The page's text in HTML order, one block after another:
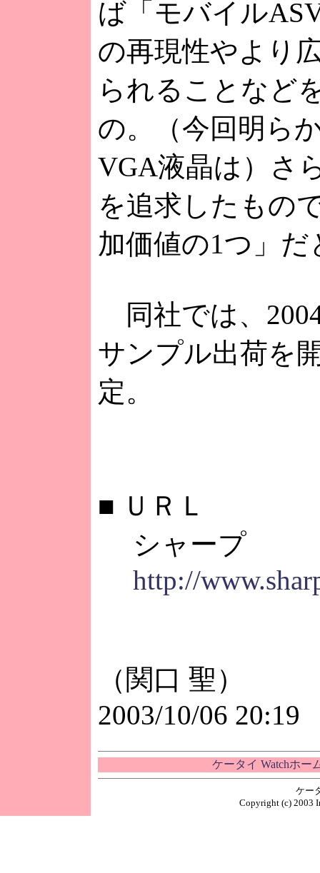
ば「モバイル
の再現性やより
られることなど
の。（今回明ら
VGA液晶は）さ
を追求したもの
加価値の1つ」だ
同社では、
サンプル出荷を
定。
■ ＵＲＬ
シャープ
http://
（関口 聖）
2003/10/06 20:19
ケータイ Watchホー
ケー
Copyright (c) 2003